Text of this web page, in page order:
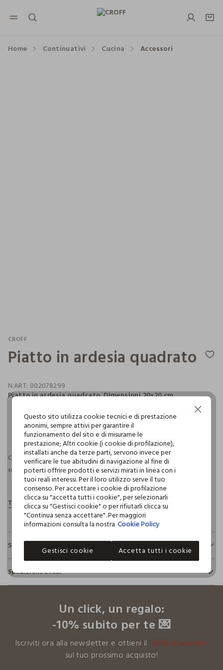
NAVIGATION.ARIA.GOTOMAINCONTENT
Home Continuativi Cucina Accessori
CROFF
Piatto in ardesia quadrato
N.ART: 002078299
Piatto in ardesia quadrato. Dimensioni 20x20 cm.
pdp.loyalty.section.advantages
Consegna prevista entro il 10/08/2026 e spedizione gratuita per ordini
superiori a 30€ se possiedi una CROFF Club.Maggiori informazioni
Sostenibilità e trasparenza
Sicurezza
Il 100% dei nostri articoli viene sottoposto a test chimico-
fisici, per verificarne il rispetto dei limiti che abbiamo
restrittivi rispetto a quelli previsti dalla normativa
internazionale.
Clicca qui per vedere i dettagli
I nostri fornitori
Spedizione e resi
Un click, un regalo:
-10% subito per te 💌
Iscriviti ora alla newsletter e ottieni il -10% di sconto
sul tuo prossimo acquisto!
Questo sito utilizza cookie tecnici e di prestazione
anonimi, sempre attivi per garantire il
funzionamento del sito e di misurarne le
prestazione; Altri cookie (i cookie di profilazione),
installati anche da terze parti, servono invece per
verificare le tue abitudini di navigazione al fine di
poterti offrire prodotti e servizi mirati in linea con i
tuoi reali interessi. Per il loro utilizzo serve il tuo
consenso. Per accettare i cookie di profilazione
clicca su "accetta tutti i cookie", per selezionarli
clicca su "Gestisci cookie" o per rifiutarli clicca su
"Continua senza accettare". Per maggiori
informazioni consulta la nostra Cookie Policy
Gestisci cookie Accetta tutti i cookie
Continua senza accettare